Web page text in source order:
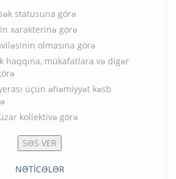
statusuna görə
xarakterinə görə
olmasına görə
haqqına, mükafatlara və digər
üçün əhəmiyyət kəsb
kollektivə görə
NƏTİCƏLƏR